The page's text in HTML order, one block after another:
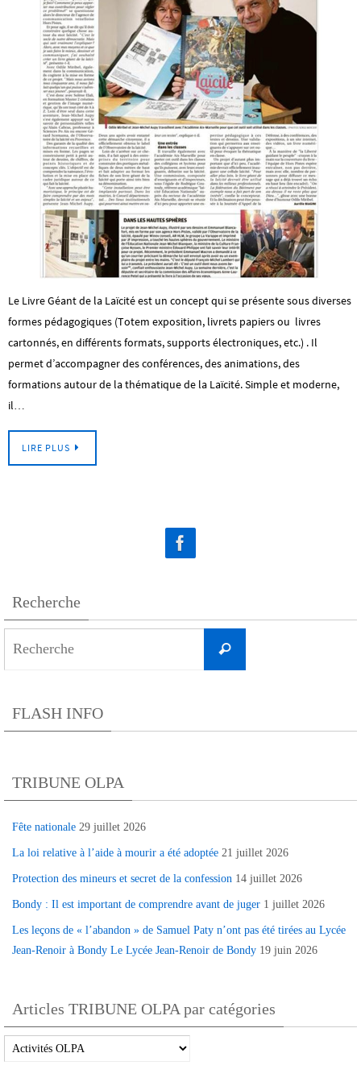
Le Livre Géant de la Laïcité est un concept qui se présente sous diverses
formes pédagogiques (Totem exposition, livrets papiers ou livres
cartonnés, en différents formats, supports électroniques, etc.) . Il
permet d’accompagner des conférences, des animations, des
formations autour de la thématique de la Laïcité. Simple et moderne,
il…
LIRE PLUS
Recherche
Recherche
FLASH INFO
TRIBUNE OLPA
Fête nationale 29 juillet 2026
La loi relative à l’aide à mourir a été adoptée 21 juillet 2026
Protection des mineurs et secret de la confession 14 juillet 2026
Bondy : Il est important de comprendre avant de juger 1 juillet 2026
Les leçons de « l’abandon » de Samuel Paty n’ont pas été tirées au Lycée
Jean-Renoir à Bondy Le Lycée Jean-Renoir de Bondy 19 juin 2026
Articles TRIBUNE OLPA par catégories
Articles
TRIBUNE